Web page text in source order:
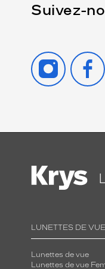
Suivez-
INSTAGRAM
LUNETTES DE VUE
Lunettes de vue
Lunettes de vue